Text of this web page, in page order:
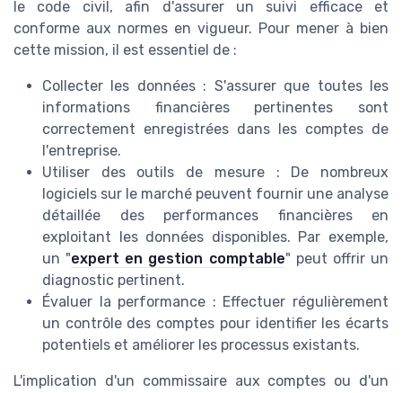
le code civil, afin d'assurer un suivi efficace et
conforme aux normes en vigueur. Pour mener à bien
cette mission, il est essentiel de :
Collecter les données : S'assurer que toutes les
informations financières pertinentes sont
correctement enregistrées dans les comptes de
l'entreprise.
Utiliser des outils de mesure : De nombreux
logiciels sur le marché peuvent fournir une analyse
détaillée des performances financières en
exploitant les données disponibles. Par exemple,
un "expert en gestion comptable" peut offrir un
diagnostic pertinent.
Évaluer la performance : Effectuer régulièrement
un contrôle des comptes pour identifier les écarts
potentiels et améliorer les processus existants.
L'implication d'un commissaire aux comptes ou d'un